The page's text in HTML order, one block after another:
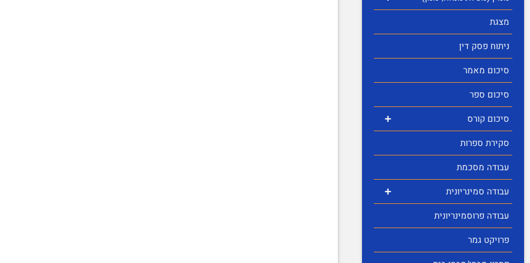
מצגת
ניתוח פסק דין
סיכום מאמר
סיכום ספר
+ סיכום קורס
סקירת ספרות
עבודה מסכמת
+ עבודה סמינריונית
עבודה פרוסמינריונית
פרויקט גמר